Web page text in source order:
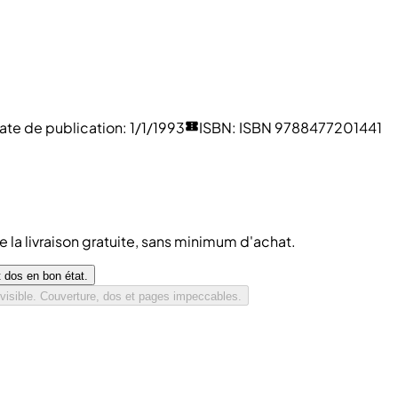
de publication: 1/1/1993 ISBN: ISBN 9788477201441
livraison gratuite, sans minimum d'achat.
en bon état.
Couverture, dos et pages impeccables.